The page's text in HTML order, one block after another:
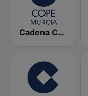
Cadena COPE Murcia